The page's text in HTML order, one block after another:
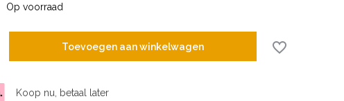
Op voorraad
Toevoegen aan winkelwagen
Koop nu, betaal later